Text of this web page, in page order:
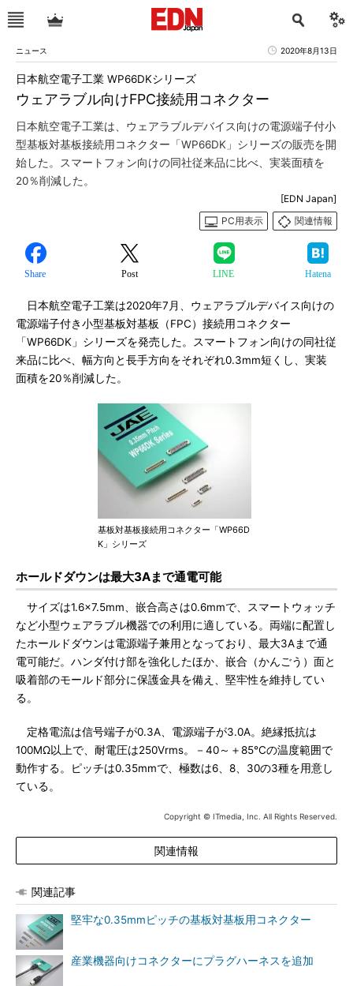
ニュース 2020年8月13日
ウェアラブル向けFPC接続用コネクター
日本航空電子工業 WP66DKシリーズ
日本航空電子工業は、ウェアラブルデバイス向けの電源端子付小
型基板対基板接続用コネクター「WP66DK」シリーズの販売を開
始した。スマートフォン向けの同社従来品に比べ、実装面積を
20％削減した。
[EDN Japan]
PC用表示
関連情報
Share Post LINE Hatena
日本航空電子工業は2020年7月、ウェアラブルデバイス向けの
電源端子付き小型基板対基板（FPC）接続用コネクター
「WP66DK」シリーズを発売した。スマートフォン向けの同社従
来品に比べ、幅方向と長手方向をそれぞれ0.3mm短くし、実装
面積を20％削減した。
基板対基板接続用コネクター「WP66D
K」シリーズ
ホールドダウンは最大3Aまで通電可能
サイズは1.6×7.5mm、嵌合高さは0.6mmで、スマートウォッチ
など小型ウェアラブル機器での利用に適している。両端に配置し
たホールドダウンは電源端子兼用となっており、最大3Aまで通
電可能だ。ハンダ付け部を強化したほか、嵌合（かんごう）面と
吸着部のモールド部分に保護金具を備え、堅牢性を維持してい
る。
定格電流は信号端子が0.3A、電源端子が3.0A。絶縁抵抗は
100MΩ以上で、耐電圧は250Vrms。－40～＋85℃の温度範囲で
動作する。ピッチは0.35mmで、極数は6、8、30の3種を用意し
ている。
Copyright © ITmedia, Inc. All Rights Reserved.
関連情報
関連記事
堅牢な0.35mmピッチの基板対基板用コネクター
産業機器向けコネクターにプラグハーネスを追加